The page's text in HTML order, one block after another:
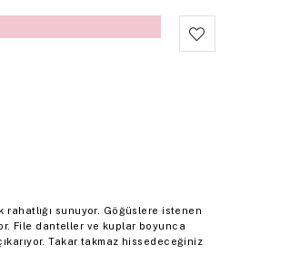
rahatlığı sunuyor. Göğüslere istenen
File danteller ve kuplar boyunca
Takar takmaz hissedeceğiniz